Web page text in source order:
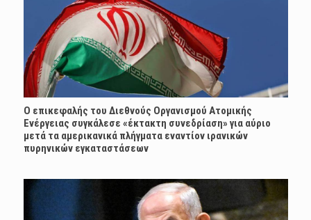
Ο επικεφαλής του Διεθνούς Οργανισμού Ατομικής
Ενέργειας συγκάλεσε «έκτακτη συνεδρίαση» για αύριο
μετά τα αμερικανικά πλήγματα εναντίον ιρανικών
πυρηνικών εγκαταστάσεων